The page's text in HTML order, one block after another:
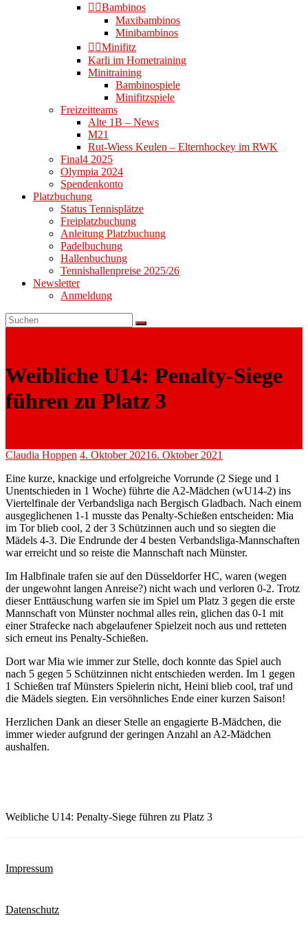
👉🏻Bambinos
Maxibambinos
Minibambinos
👉🏻Minifitz
Karli im Hometraining
Minitraining
Bambinospiele
Minifitzspiele
Freizeitteams
Alte 1B – News
M21
Rut-Wiess Keulen – Elternhockey im RWK
Final4 2025
Olympia 2024
Spendenkonto
Platzbuchung
Status Tennisplätze
Freiplatzbuchung
Anleitung Platzbuchung
Padelbuchung
Hallenbuchung
Tennishallenpreise 2025/26
Newsletter
Anmeldung
Weibliche U14: Penalty-Siege
führen zu Platz 3
Claudia Hoppen 4. Oktober 20216. Oktober 2021
Eine kurze, knackige und erfolgreiche Vorrunde (2 Siege und 1
Unentschieden in 1 Woche) führte die A2-Mädchen (wU14-2) ins
Viertelfinale der Verbandsliga nach Bergisch Gladbach. Nach einem
ausgeglichenen 1-1 musste das Penalty-Schießen entscheiden: Mia
im Tor blieb cool, 2 der 3 Schützinnen auch und so siegten die
Mädels 4-3. Die Endrunde der 4 besten Verbandsliga-Mannschaften
war erreicht und so reiste die Mannschaft nach Münster.
Im Halbfinale trafen sie auf den Düsseldorfer HC, waren (wegen
der ungewohnt langen Anreise?) nicht wach und verloren 0-2. Trotz
dieser Enttäuschung warfen sie im Spiel um Platz 3 gegen die erste
Mannschaft von Münster nochmal alles rein, glichen das 0-1 mit
einer Strafecke nach abgelaufener Spielzeit noch aus und retteten
sich erneut ins Penalty-Schießen.
Dort war Mia wie immer zur Stelle, doch konnte das Spiel auch
nach 5 gegen 5 Schützinnen nicht entschieden werden. Im 1 gegen
1 Schießen traf Münsters Spielerin nicht, Heini blieb cool, traf und
die Mädels siegten. Ein versöhnliches Ende einer kurzen Saison!
Herzlichen Dank an dieser Stelle an engagierte B-Mädchen, die
immer wieder aufgrund der geringen Anzahl an A2-Mädchen
aushalfen.
Weibliche U14: Penalty-Siege führen zu Platz 3
Impressum
Datenschutz